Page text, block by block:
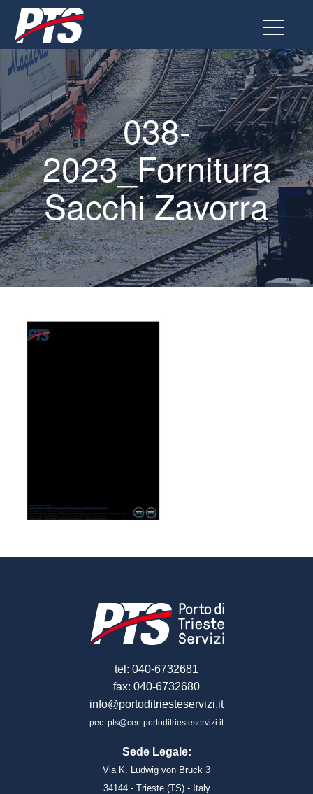
Vai
al
contenuto
038-
2023_Fornitura
Sacchi Zavorra
tel: 040-6732681
fax: 040-6732680
info@portoditriesteservizi.it
pec: pts@cert.portoditriesteservizi.it
Sede Legale:
Via K. Ludwig von Bruck 3
34144 - Trieste (TS) - Italy